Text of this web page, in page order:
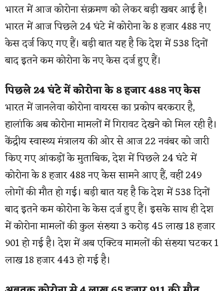
भारत में आज कोरोना संक्रमण को लेकर बड़ी खबर आई है।
भारत में आज पिछले 24 घंटे में कोरोना के 8 हजार 488 नए
केस दर्ज किए गए हैं। बड़ी बात यह है कि देश में 538 दिनों
बाद इतने कम कोरोना के नए केस दर्ज हुए हैं।
पिछले 24 घंटे में कोरोना के 8 हजार 488 नए केस
भारत में जानलेवा कोरोना वायरस का प्रकोप बरकरार है,
हालांकि अब कोरोना मामलों में गिरावट देखने को मिल रही है।
केंद्रीय स्वास्थ्य मंत्रालय की ओर से आज 22 नवंबर को जारी
किए गए आंकड़ों के मुताबिक, देश में पिछले 24 घंटे में
कोरोना के 8 हजार 488 नए केस सामने आए हैं, वहीं 249
लोगों की मौत हो गई। बड़ी बात यह है कि देश में 538 दिनों
बाद इतने कम कोरोना के केस दर्ज हुए हैं। इसके साथ ही देश
में कोरोना मामलों की कुल संख्या 3 करोड़ 45 लाख 18 हजार
901 हो गई है। देश में अब एक्टिव मामलों की संख्या घटकर 1
लाख 18 हजार 443 हो गई है।